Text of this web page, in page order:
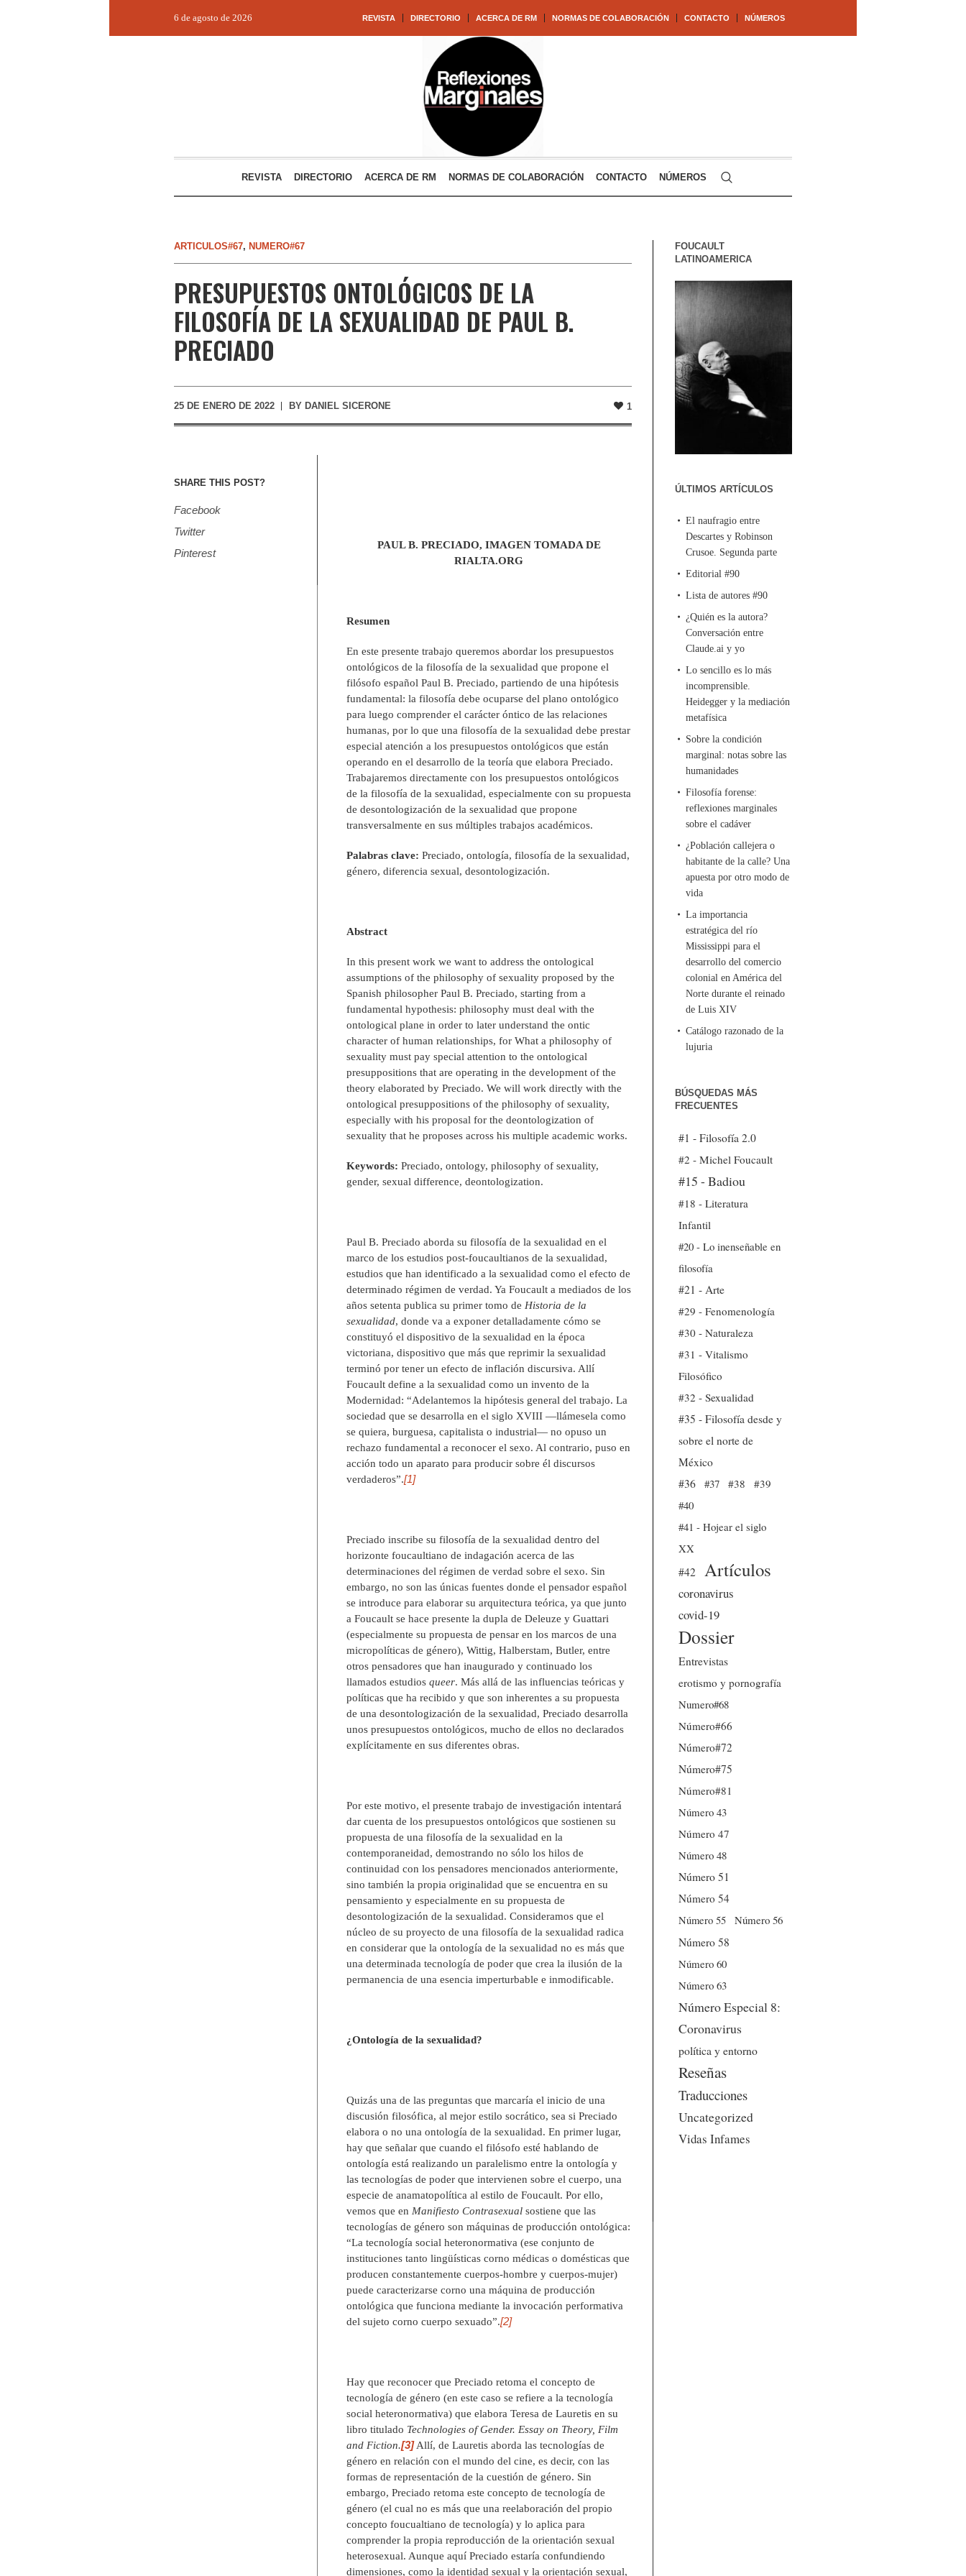
REVISTA DIRECTORIO ACERCA DE RM NORMAS DE COLABORACIÓN CONTACTO NÚMEROS
6 de agosto de 2026
REVISTA DIRECTORIO ACERCA DE RM NORMAS DE COLABORACIÓN CONTACTO NÚMEROS
ARTICULOS#67, NUMERO#67
PRESUPUESTOS ONTOLÓGICOS DE LA
FILOSOFÍA DE LA SEXUALIDAD DE PAUL B.
PRECIADO
25 DE ENERO DE 2022 BY DANIEL SICERONE 1
SHARE THIS POST?
Facebook
Twitter
Pinterest
PAUL B. PRECIADO, IMAGEN TOMADA DE
RIALTA.ORG
Resumen
En este presente trabajo queremos abordar los presupuestos
ontológicos de la filosofía de la sexualidad que propone el
filósofo español Paul B. Preciado, partiendo de una hipótesis
fundamental: la filosofía debe ocuparse del plano ontológico
para luego comprender el carácter óntico de las relaciones
humanas, por lo que una filosofía de la sexualidad debe prestar
especial atención a los presupuestos ontológicos que están
operando en el desarrollo de la teoría que elabora Preciado.
Trabajaremos directamente con los presupuestos ontológicos
de la filosofía de la sexualidad, especialmente con su propuesta
de desontologización de la sexualidad que propone
transversalmente en sus múltiples trabajos académicos.
Palabras clave: Preciado, ontología, filosofía de la sexualidad,
género, diferencia sexual, desontologización.
Abstract
In this present work we want to address the ontological
assumptions of the philosophy of sexuality proposed by the
Spanish philosopher Paul B. Preciado, starting from a
fundamental hypothesis: philosophy must deal with the
ontological plane in order to later understand the ontic
character of human relationships, for What a philosophy of
sexuality must pay special attention to the ontological
presuppositions that are operating in the development of the
theory elaborated by Preciado. We will work directly with the
ontological presuppositions of the philosophy of sexuality,
especially with his proposal for the deontologization of
sexuality that he proposes across his multiple academic works.
Keywords: Preciado, ontology, philosophy of sexuality,
gender, sexual difference, deontologization.
Paul B. Preciado aborda su filosofía de la sexualidad en el
marco de los estudios post-foucaultianos de la sexualidad,
estudios que han identificado a la sexualidad como el efecto de
determinado régimen de verdad. Ya Foucault a mediados de los
años setenta publica su primer tomo de Historia de la
sexualidad, donde va a exponer detalladamente cómo se
constituyó el dispositivo de la sexualidad en la época
victoriana, dispositivo que más que reprimir la sexualidad
terminó por tener un efecto de inflación discursiva. Allí
Foucault define a la sexualidad como un invento de la
Modernidad: “Adelantemos la hipótesis general del trabajo. La
sociedad que se desarrolla en el siglo XVIII —llámesela como
se quiera, burguesa, capitalista o industrial— no opuso un
rechazo fundamental a reconocer el sexo. Al contrario, puso en
acción todo un aparato para producir sobre él discursos
verdaderos”.[1]
Preciado inscribe su filosofía de la sexualidad dentro del
horizonte foucaultiano de indagación acerca de las
determinaciones del régimen de verdad sobre el sexo. Sin
embargo, no son las únicas fuentes donde el pensador español
se introduce para elaborar su arquitectura teórica, ya que junto
a Foucault se hace presente la dupla de Deleuze y Guattari
(especialmente su propuesta de pensar en los marcos de una
micropolíticas de género), Wittig, Halberstam, Butler, entre
otros pensadores que han inaugurado y continuado los
llamados estudios queer. Más allá de las influencias teóricas y
políticas que ha recibido y que son inherentes a su propuesta
de una desontologización de la sexualidad, Preciado desarrolla
unos presupuestos ontológicos, mucho de ellos no declarados
explícitamente en sus diferentes obras.
Por este motivo, el presente trabajo de investigación intentará
dar cuenta de los presupuestos ontológicos que sostienen su
propuesta de una filosofía de la sexualidad en la
contemporaneidad, demostrando no sólo los hilos de
continuidad con los pensadores mencionados anteriormente,
sino también la propia originalidad que se encuentra en su
pensamiento y especialmente en su propuesta de
desontologización de la sexualidad. Consideramos que el
núcleo de su proyecto de una filosofía de la sexualidad radica
en considerar que la ontología de la sexualidad no es más que
una determinada tecnología de poder que crea la ilusión de la
permanencia de una esencia imperturbable e inmodificable.
¿Ontología de la sexualidad?
Quizás una de las preguntas que marcaría el inicio de una
discusión filosófica, al mejor estilo socrático, sea si Preciado
elabora o no una ontología de la sexualidad. En primer lugar,
hay que señalar que cuando el filósofo esté hablando de
ontología está realizando un paralelismo entre la ontología y
las tecnologías de poder que intervienen sobre el cuerpo, una
especie de anamatopolítica al estilo de Foucault. Por ello,
vemos que en Manifiesto Contrasexual sostiene que las
tecnologías de género son máquinas de producción ontológica:
“La tecnología social heteronormativa (ese conjunto de
instituciones tanto lingüísticas corno médicas o domésticas que
producen constantemente cuerpos-hombre y cuerpos-mujer)
puede caracterizarse corno una máquina de producción
ontológica que funciona mediante la invocación performativa
del sujeto corno cuerpo sexuado”.[2]
Hay que reconocer que Preciado retoma el concepto de
tecnología de género (en este caso se refiere a la tecnología
social heteronormativa) que elabora Teresa de Lauretis en su
libro titulado Technologies of Gender. Essay on Theory, Film
and Fiction.[3]Allí, de Lauretis aborda las tecnologías de
género en relación con el mundo del cine, es decir, con las
formas de representación de la cuestión de género. Sin
embargo, Preciado retoma este concepto de tecnología de
género (el cual no es más que una reelaboración del propio
concepto foucualtiano de tecnología) y lo aplica para
comprender la propia reproducción de la orientación sexual
heterosexual. Aunque aquí Preciado estaría confundiendo
dimensiones, como la identidad sexual y la orientación sexual,
FOUCAULT
LATINOAMERICA
ÚLTIMOS ARTÍCULOS
El naufragio entre
Descartes y Robinson
Crusoe. Segunda parte
Editorial #90
Lista de autores #90
¿Quién es la autora?
Conversación entre
Claude.ai y yo
Lo sencillo es lo más
incomprensible.
Heidegger y la mediación
metafísica
Sobre la condición
marginal: notas sobre las
humanidades
Filosofía forense:
reflexiones marginales
sobre el cadáver
¿Población callejera o
habitante de la calle? Una
apuesta por otro modo de
vida
La importancia
estratégica del río
Mississippi para el
desarrollo del comercio
colonial en América del
Norte durante el reinado
de Luis XIV
Catálogo razonado de la
lujuria
BÚSQUEDAS MÁS
FRECUENTES
#1 - Filosofía 2.0
#2 - Michel Foucault
#15 - Badiou
#18 - Literatura
Infantil
#20 - Lo inenseñable en
filosofía
#21 - Arte
#29 - Fenomenología
#30 - Naturaleza
#31 - Vitalismo
Filosófico
#32 - Sexualidad
#35 - Filosofía desde y
sobre el norte de
México
#36
#37 #38
#39
#40
#41 - Hojear el siglo
XX
#42
Artículos
coronavirus
covid-19
Dossier
Entrevistas
erotismo y pornografía
Numero#68
Número#66
Número#72
Número#75
Número#81
Número 43
Número 47
Número 48
Número 51
Número 54
Número 55
Número 56
Número 58
Número 60
Número 63
Número Especial 8:
Coronavirus
política y entorno
Reseñas
Traducciones
Uncategorized
Vidas Infames